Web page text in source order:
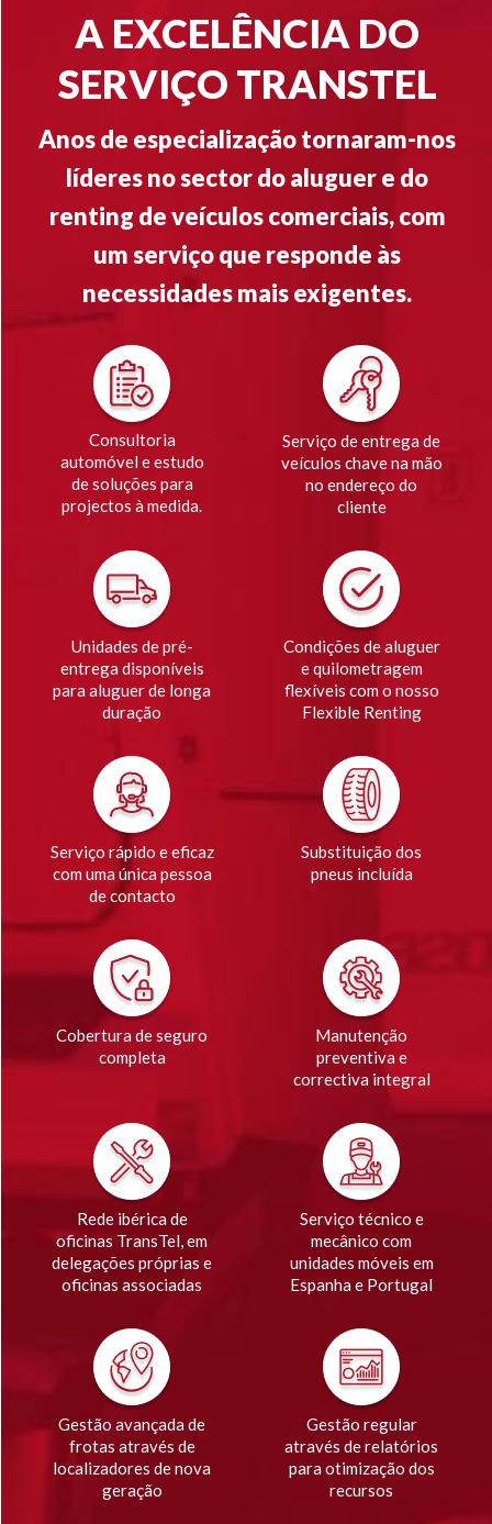
A EXCELÊNCIA DO
SERVIÇO TRANSTEL
Anos de especialização tornaram-nos
líderes no sector do aluguer e do
renting de veículos comerciais, com
um serviço que responde às
necessidades mais exigentes.
Consultoria
automóvel e estudo
de soluções para
projectos à medida.
Serviço de entrega de
veículos chave na mão
no endereço do
cliente
Unidades de pré-
entrega disponíveis
para aluguer de longa
duração
Condições de aluguer
e quilometragem
flexíveis com o nosso
Flexible Renting
Serviço rápido e eficaz
com uma única pessoa
de contacto
Substituição dos
pneus incluída
Cobertura de seguro
completa
Manutenção
preventiva e
correctiva integral
Rede ibérica de
oficinas TransTel, em
delegações próprias e
oficinas associadas
Serviço técnico e
mecânico com
unidades móveis em
Espanha e Portugal
Gestão avançada de
frotas através de
localizadores de nova
geração
Gestão regular
através de relatórios
para otimização dos
recursos